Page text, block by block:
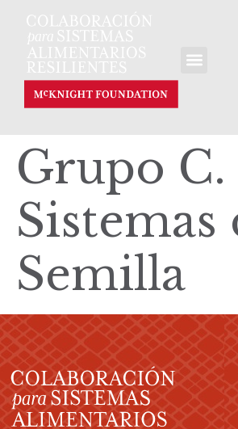
Grupo C.
Sistemas
Semilla